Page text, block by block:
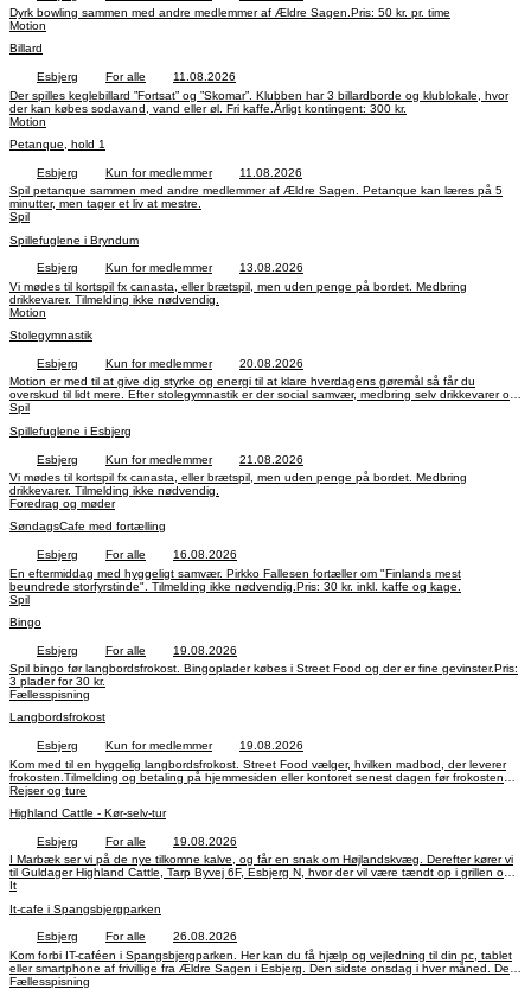
Dyrk bowling sammen med andre medlemmer af Ældre Sagen.Pris: 50 kr. pr. time
Motion
Billard
Esbjerg For alle
11.08.2026
Der spilles keglebillard ”Fortsat” og ”Skomar”. Klubben har 3 billardborde og klublokale, hvor
der kan købes sodavand, vand eller øl. Fri kaffe.Årligt kontingent: 300 kr.
Motion
Petanque, hold 1
Esbjerg Kun for medlemmer
11.08.2026
Spil petanque sammen med andre medlemmer af Ældre Sagen. Petanque kan læres på 5
minutter, men tager et liv at mestre.
Spil
Spillefuglene i Bryndum
Esbjerg Kun for medlemmer
13.08.2026
Vi mødes til kortspil fx canasta, eller brætspil, men uden penge på bordet. Medbring
drikkevarer. Tilmelding ikke nødvendig.
Motion
Stolegymnastik
Esbjerg Kun for medlemmer
20.08.2026
Motion er med til at give dig styrke og energi til at klare hverdagens gøremål så får du
overskud til lidt mere. Efter stolegymnastik er der social samvær, medbring selv drikkevarer og
fortæring.
Spil
Spillefuglene i Esbjerg
Esbjerg Kun for medlemmer
21.08.2026
Vi mødes til kortspil fx canasta, eller brætspil, men uden penge på bordet. Medbring
drikkevarer. Tilmelding ikke nødvendig.
Foredrag og møder
SøndagsCafe med fortælling
Esbjerg For alle
16.08.2026
En eftermiddag med hyggeligt samvær. Pirkko Fallesen fortæller om "Finlands mest
beundrede storfyrstinde". Tilmelding ikke nødvendig.Pris: 30 kr. inkl. kaffe og kage.
Spil
Bingo
Esbjerg For alle
19.08.2026
Spil bingo før langbordsfrokost. Bingoplader købes i Street Food og der er fine gevinster.Pris:
3 plader for 30 kr.
Fællesspisning
Langbordsfrokost
Esbjerg Kun for medlemmer
19.08.2026
Kom med til en hyggelig langbordsfrokost. Street Food vælger, hvilken madbod, der leverer
frokosten.Tilmelding og betaling på hjemmesiden eller kontoret senest dagen før frokosten
inden kl. 14.
Rejser og ture
Highland Cattle - Kør-selv-tur
Esbjerg For alle
19.08.2026
I Marbæk ser vi på de nye tilkomne kalve, og får en snak om Højlandskvæg. Derefter kører vi
til Guldager Highland Cattle, Tarp Byvej 6F, Esbjerg N, hvor der vil være tændt op i grillen og
muligheder for smagsprøver. Tilmelding og betaling på hjemmesiden eller kontoret senest den
It
It-cafe i Spangsbjergparken
Esbjerg For alle
26.08.2026
Kom forbi IT-caféen i Spangsbjergparken. Her kan du få hjælp og vejledning til din pc, tablet
eller smartphone af frivillige fra Ældre Sagen i Esbjerg. Den sidste onsdag i hver måned. Det
er gratis og tilmelding ikke nødvendig.
Fællesspisning